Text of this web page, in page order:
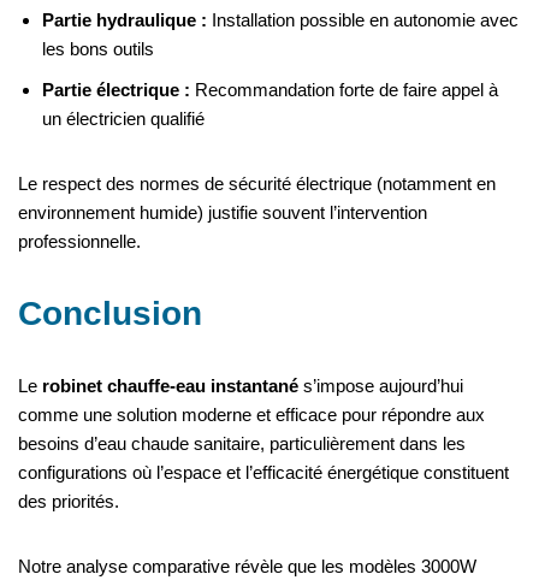
Partie hydraulique : Installation possible en autonomie avec
les bons outils
Partie électrique : Recommandation forte de faire appel à
un électricien qualifié
Le respect des normes de sécurité électrique (notamment en
environnement humide) justifie souvent l’intervention
professionnelle.
Conclusion
Le robinet chauffe-eau instantané s’impose aujourd’hui
comme une solution moderne et efficace pour répondre aux
besoins d’eau chaude sanitaire, particulièrement dans les
configurations où l’espace et l’efficacité énergétique constituent
des priorités.
Notre analyse comparative révèle que les modèles 3000W